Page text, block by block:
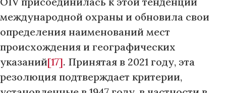
международной охраны и обновила свои
определения наименований мест
происхождения и географических
указаний[17]. Принятая в 2021 году, эта
резолюция подтверждает критерии,